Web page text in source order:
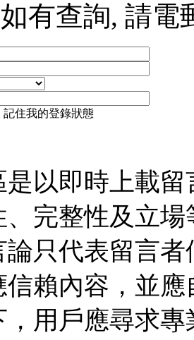
有查詢, 請電
記住我的登錄狀態
是以即時上載
、完整性及立
論只代表留言
信賴內容，並
，用戶應尋求